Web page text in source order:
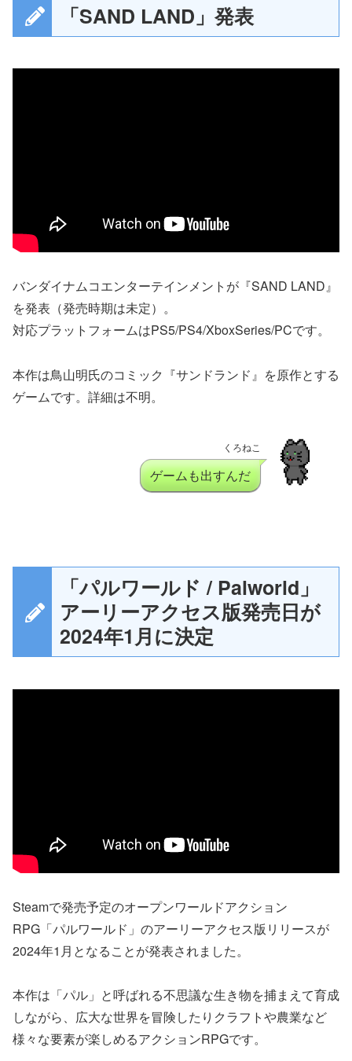
「SAND LAND」発表
バンダイナムコエンターテインメントが『SAND LAND』
を発表（発売時期は未定）。
対応プラットフォームはPS5/PS4/XboxSeries/PCです。
本作は鳥山明氏のコミック『サンドランド』を原作とする
ゲームです。詳細は不明。
くろねこ
ゲームも出すんだ
「パルワールド / Palworld」
アーリーアクセス版発売日が
2024年1月に決定
Steamで発売予定のオープンワールドアクション
RPG「パルワールド」のアーリーアクセス版リリースが
2024年1月となることが発表されました。
本作は「パル」と呼ばれる不思議な生き物を捕まえて育成
しながら、広大な世界を冒険したりクラフトや農業など
様々な要素が楽しめるアクションRPGです。